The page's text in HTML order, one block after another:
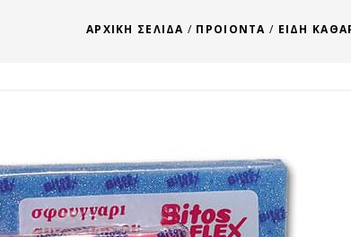
ΑΡΧΙΚΉ ΣΕΛΊΔΑ / ΠΡΟΙΟΝΤΑ / ΕΙΔΗ